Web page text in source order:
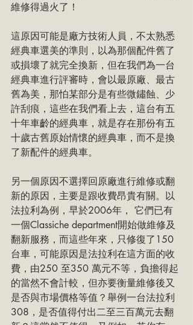
維修得過火了！
這原因可能是廠方技術人員，不太熟悉
經典車選美的準則，以為那個配件舊了
或損壞了就完全換新，但在我們為一台
經典車進行評審時，會以最原廠、最古
舊為美，那怕某部分是有些微鏽蝕、少
許刮痕，這些在我們看上去，這台有五
十年車齡的經典車，就是存在那份有五
十歲古舊原始情懷的經典車，而不是換
了新配件的經典車。
另一個原因不選擇回原廠進行維修或翻
新的原因，主要是跟收費昂貴有關。以
法拉利為例，早於2006年， 它們已有
一個Classiche department開始做維修及
翻新服務，而這些年來，只修復了150
台車，可能原因是法拉利在這方面的收
費，由250 至350 萬元不等，負擔得起
的當然不會計較，但亦要衡量維修後又
是否與市場價格等值？舉例一台法拉利
308，是否值得付出二至三百萬元去翻